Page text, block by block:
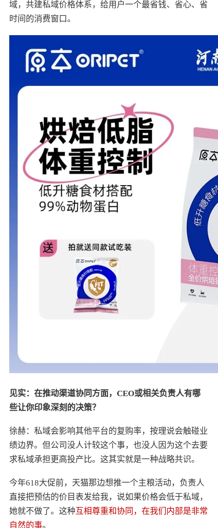
域，共建私域价格体系，给用户一个最省钱、省心、省
时间的消费窗口。
见实：在推动渠道协同方面，CEO或相关负责人有哪
些让你印象深刻的决策？
徐赫：私域会影响其他平台的复购率，按理说会触碰业
绩边界。但公司没人计较这个事，也没人因为这个去要
求私域承担更高投产比。这其实就是一种战略共识。
今年618大促前，天猫那边想推一个主粮活动，负责人
直接把预估的价目表发给我，说如果价格会低于私域，
她就不做了。这种互相尊重和协同，在我们内部是非常
自然的事。